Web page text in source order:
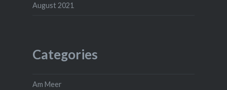
August 2021
Categories
Am Meer